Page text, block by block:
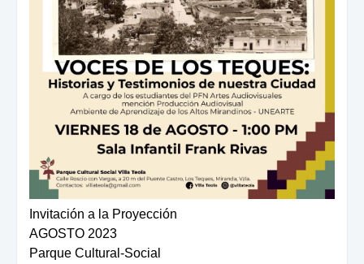
Invitación a la Proyección
AGOSTO 2023
Parque Cultural-Social